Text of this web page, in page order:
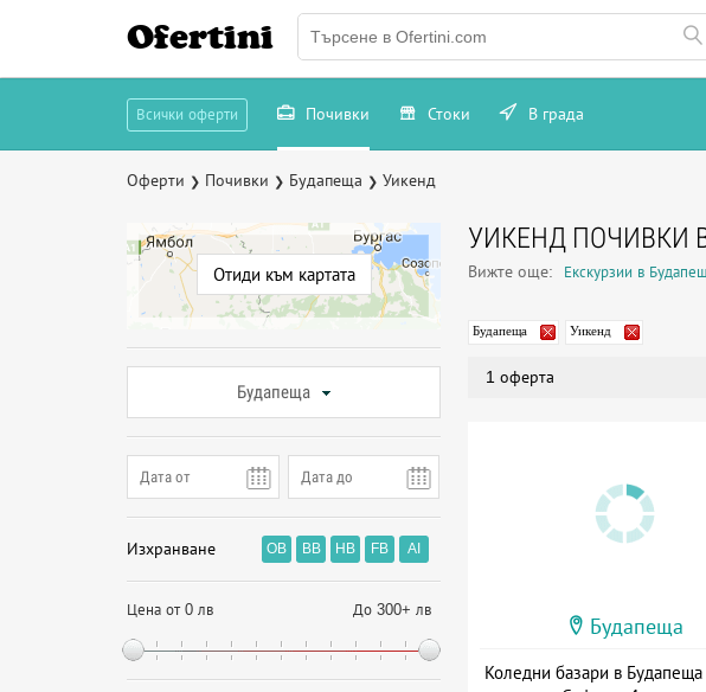
Ofertini
Всички оферти Почивки Стоки В града
Оферти ❯ Почивки ❯ Будапеща ❯ Уикенд
Отиди към картата
Будапеща
Изхранване OB BB HB FB AI
Цена от 0 лв До 300+ лв
УИКЕНД ПОЧИВКИ
Вижте още: Екскурзии в
Будапеща Уикенд
1 оферта
Будапеща
Коледни базари в Будапеща